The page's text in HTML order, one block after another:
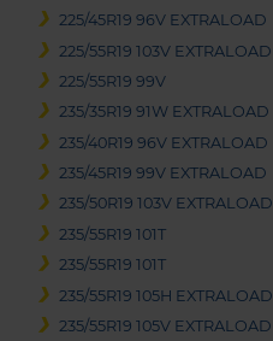
225/45R19 96V EXTRALOAD
225/55R19 103V EXTRALOAD
225/55R19 99V
235/35R19 91W EXTRALOAD
235/40R19 96V EXTRALOAD
235/45R19 99V EXTRALOAD
235/50R19 103V EXTRALOAD
235/55R19 101T
235/55R19 101T
235/55R19 105H EXTRALOAD
235/55R19 105V EXTRALOAD